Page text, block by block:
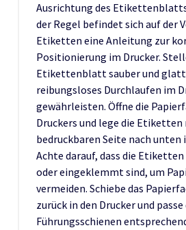
Ausrichtung des
der Regel befindet sich auf der
Etiketten eine Anleitung zur
Positionierung im Drucker.
Etikettenblatt sauber und
reibungsloses Durchlaufen im
gewährleisten. Öffne die
Druckers und lege die
bedruckbaren Seite nach unten
Achte darauf, dass die
oder eingeklemmt sind, um
vermeiden. Schiebe das
zurück in den Drucker und passe
Führungsschienen